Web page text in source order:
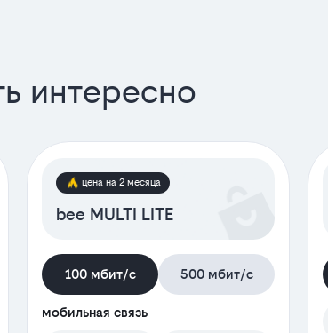
интересно
цена на 2 месяца
bee MULTI LITE
100 мбит/с 500 мбит/с
мобильная связь